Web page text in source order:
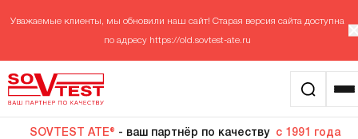
Уважаемые клиенты, мы обновили наш сайт! Старая версия сайта доступна
по адресу https://old.sovtest-ate.ru
SOVTEST ATE® - ваш партнёр по качеству с 1991 года